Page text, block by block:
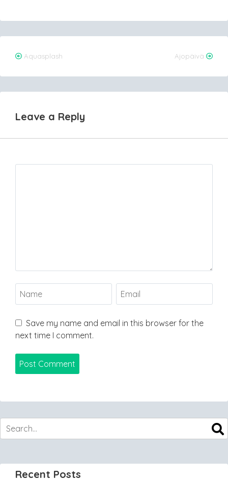
Post
navigation
Aquasplash Ajopäivä
Leave a Reply
Save my name and email in this browser for the
next time I comment.
Recent Posts